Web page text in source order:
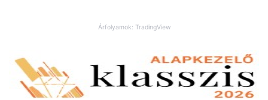
Árfolyamok: TradingView